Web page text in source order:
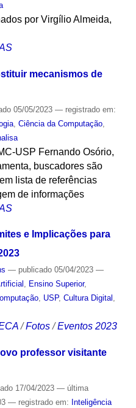
por Virgílio Almeida,
mecanismos de
05/05/2023 — registrado em:
, Ciência da Computação,
USP Fernando Osório,
buscadores são
lista de referências
de informações
e Implicações para
— publicado05/04/2023 —
, Ensino Superior,
, USP, Cultura Digital ,
/Fotos /Eventos 2023
professor visitante
17/04/2023 — última
— registrado em: Inteligência